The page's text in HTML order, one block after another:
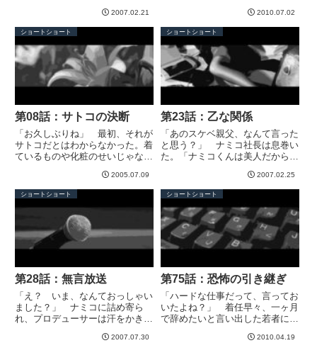
製品を開発した。長年の地道な研
究が、ようやく実を結んだんだ。
ところが、ボンクラ部長のせいで
販売できずにいた。 ボンクラ
部...
2007.02.21
る。まだ恐怖による興奮がひどい
ので、ドアは開けておいた。
次々にパトカーや救急車、消防車
がやってきて、わらわらと村に
突...
2010.07.02
ショートショート
第08話：サトコの決断
「お久しぶりね」 最初、それが
サトコだとはわからなかった。着
ているものや化粧のせいじゃな
キリした声、私を見つめる目、背
筋の伸びた歩き方。「……き、き
れいになったのね、サトコ……」
「あら、ありがと」 微笑を浮か
2005.07.09
ショートショート
第23話：乙な関係
「あのスケベ親父、なんて言った
と思う？」 ナミコ社長は息巻い
た。「ナミコくんは美人だからオ
じゃないわよ！ あたしの苦労も
知らないで！」 だいぶ酔ってい
るし、だいぶ不機嫌だ。 今夜も
取引先と衝突したんだろう。い
つ...
2007.02.25
ショートショート
第28話：無言放送
「え？ いま、なんておっしゃい
ました？」 ナミコに詰め寄ら
れ、プロデューサーは汗をかきな
2007.07.30
ショートショート
第75話：恐怖の引き継ぎ
「ハードな仕事だって、言ってお
いたよね？」 着任早々、一ヶ月
で辞めたいと言い出した若者に、
2010.04.19